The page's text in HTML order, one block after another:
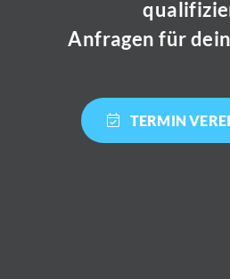
Anfragen für
TERMIN